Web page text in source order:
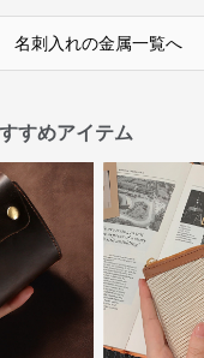
名刺入れの金属一覧へ
すめアイテム